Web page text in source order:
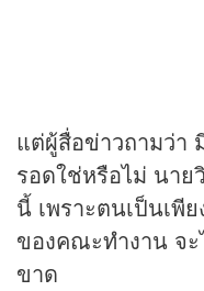
แต่ผู้สื่อข่าวถามว่า
รอดใช่หรือไม่ นาย
นี้ เพราะตนเป็นเพี
ของคณะทำงาน จะ
ขาด